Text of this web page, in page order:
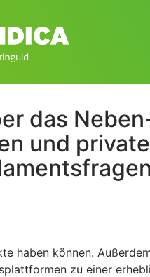
das
und
haben können.
zu einer